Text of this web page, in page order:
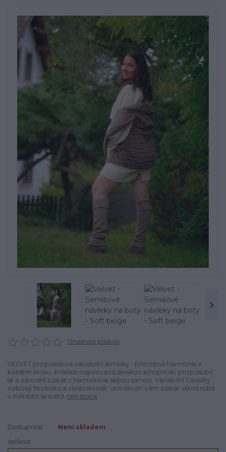
Ohodnotit produkt
VELVET přizpůsobivé variabilní semišky - přirozená harmonie v
každém kroku. Kolekce inspirovaná ženskou schopností přizpůsobit
se a zároveň zůstat v harmonii se sebou samou. Variabilní Gazelky
nabízejí flexibilitu a všestrannost, umožňující vám zůstat věrná sobě
v měnícím se světě. celý popis
Dostupnost
Není skladem
Velikost